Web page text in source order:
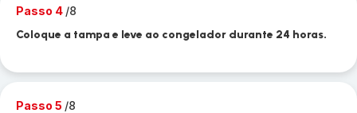
Passo 4 /8
Coloque a tampa e leve ao congelador durante 24 horas.
Passo 5 /8